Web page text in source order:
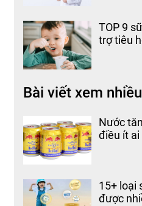
TOP 9
trợ tiêu
Bài viết xem nhiều
Nước
điều ít
15+ loại
được